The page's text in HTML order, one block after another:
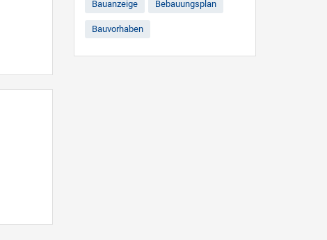
Bauanzeige Bebauungsplan
Bauvorhaben